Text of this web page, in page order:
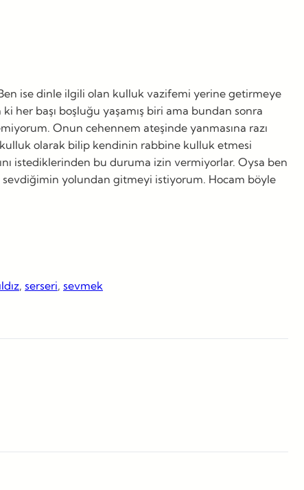
ise dinle ilgili olan kulluk vazifemi yerine getirmeye
her başı boşluğu yaşamış biri ama bundan sonra
Onun cehennem ateşinde yanmasına razı
olarak bilip kendinin rabbine kulluk etmesi
istediklerinden bu duruma izin vermiyorlar. Oysa ben
yolundan gitmeyi istiyorum. Hocam böyle
, serseri, sevmek